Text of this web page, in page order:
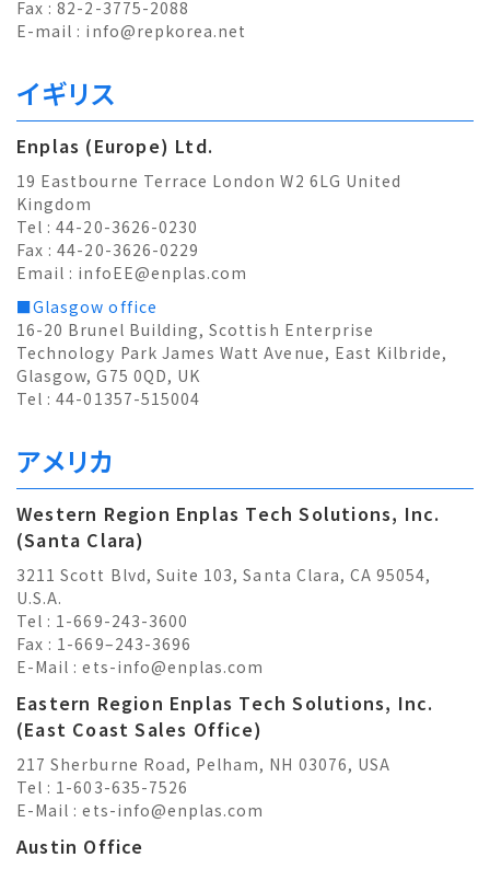
Fax : 82-2-3775-2088
E-mail : info@repkorea.net
イギリス
Enplas (Europe) Ltd.
19 Eastbourne Terrace London W2 6LG United
Kingdom
Tel : 44-20-3626-0230
Fax : 44-20-3626-0229
Email : infoEE@enplas.com
■Glasgow office
16-20 Brunel Building, Scottish Enterprise
Technology Park James Watt Avenue, East Kilbride,
Glasgow, G75 0QD, UK
Tel : 44-01357-515004
アメリカ
Western Region Enplas Tech Solutions, Inc.
(Santa Clara)
3211 Scott Blvd, Suite 103, Santa Clara, CA 95054,
U.S.A.
Tel : 1-669-243-3600
Fax : 1-669–243-3696
E-Mail :ets-info@enplas.com
Eastern Region Enplas Tech Solutions, Inc.
(East Coast Sales Office)
217 Sherburne Road, Pelham, NH 03076, USA
Tel : 1-603-635-7526
E-Mail :ets-info@enplas.com
Austin Office